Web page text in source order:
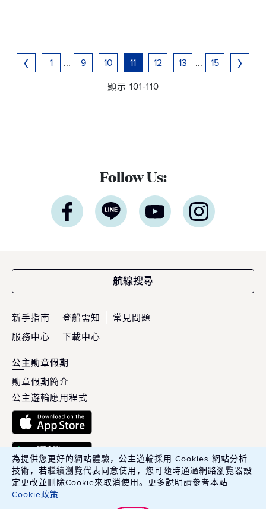
1 ... 9 10 11 12 13 ... 15
顯示 101-110
Follow Us:
航線搜尋
新手指南 登船需知
常見問題
服務中心
下載中心
公主勛章假期
勛章假期簡介
公主遊輪應用程式
為提供您更好的網站體驗，公主遊輪採用 Cookies 網站分析
技術，若繼續瀏覽代表同意使用，您可隨時通過網路瀏覽器設
定更改並刪除Cookie來取消使用。更多說明請參考本站
Cookie政策